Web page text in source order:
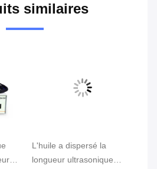
similaires
L'huile a dispersé la
longueur ultrasonique